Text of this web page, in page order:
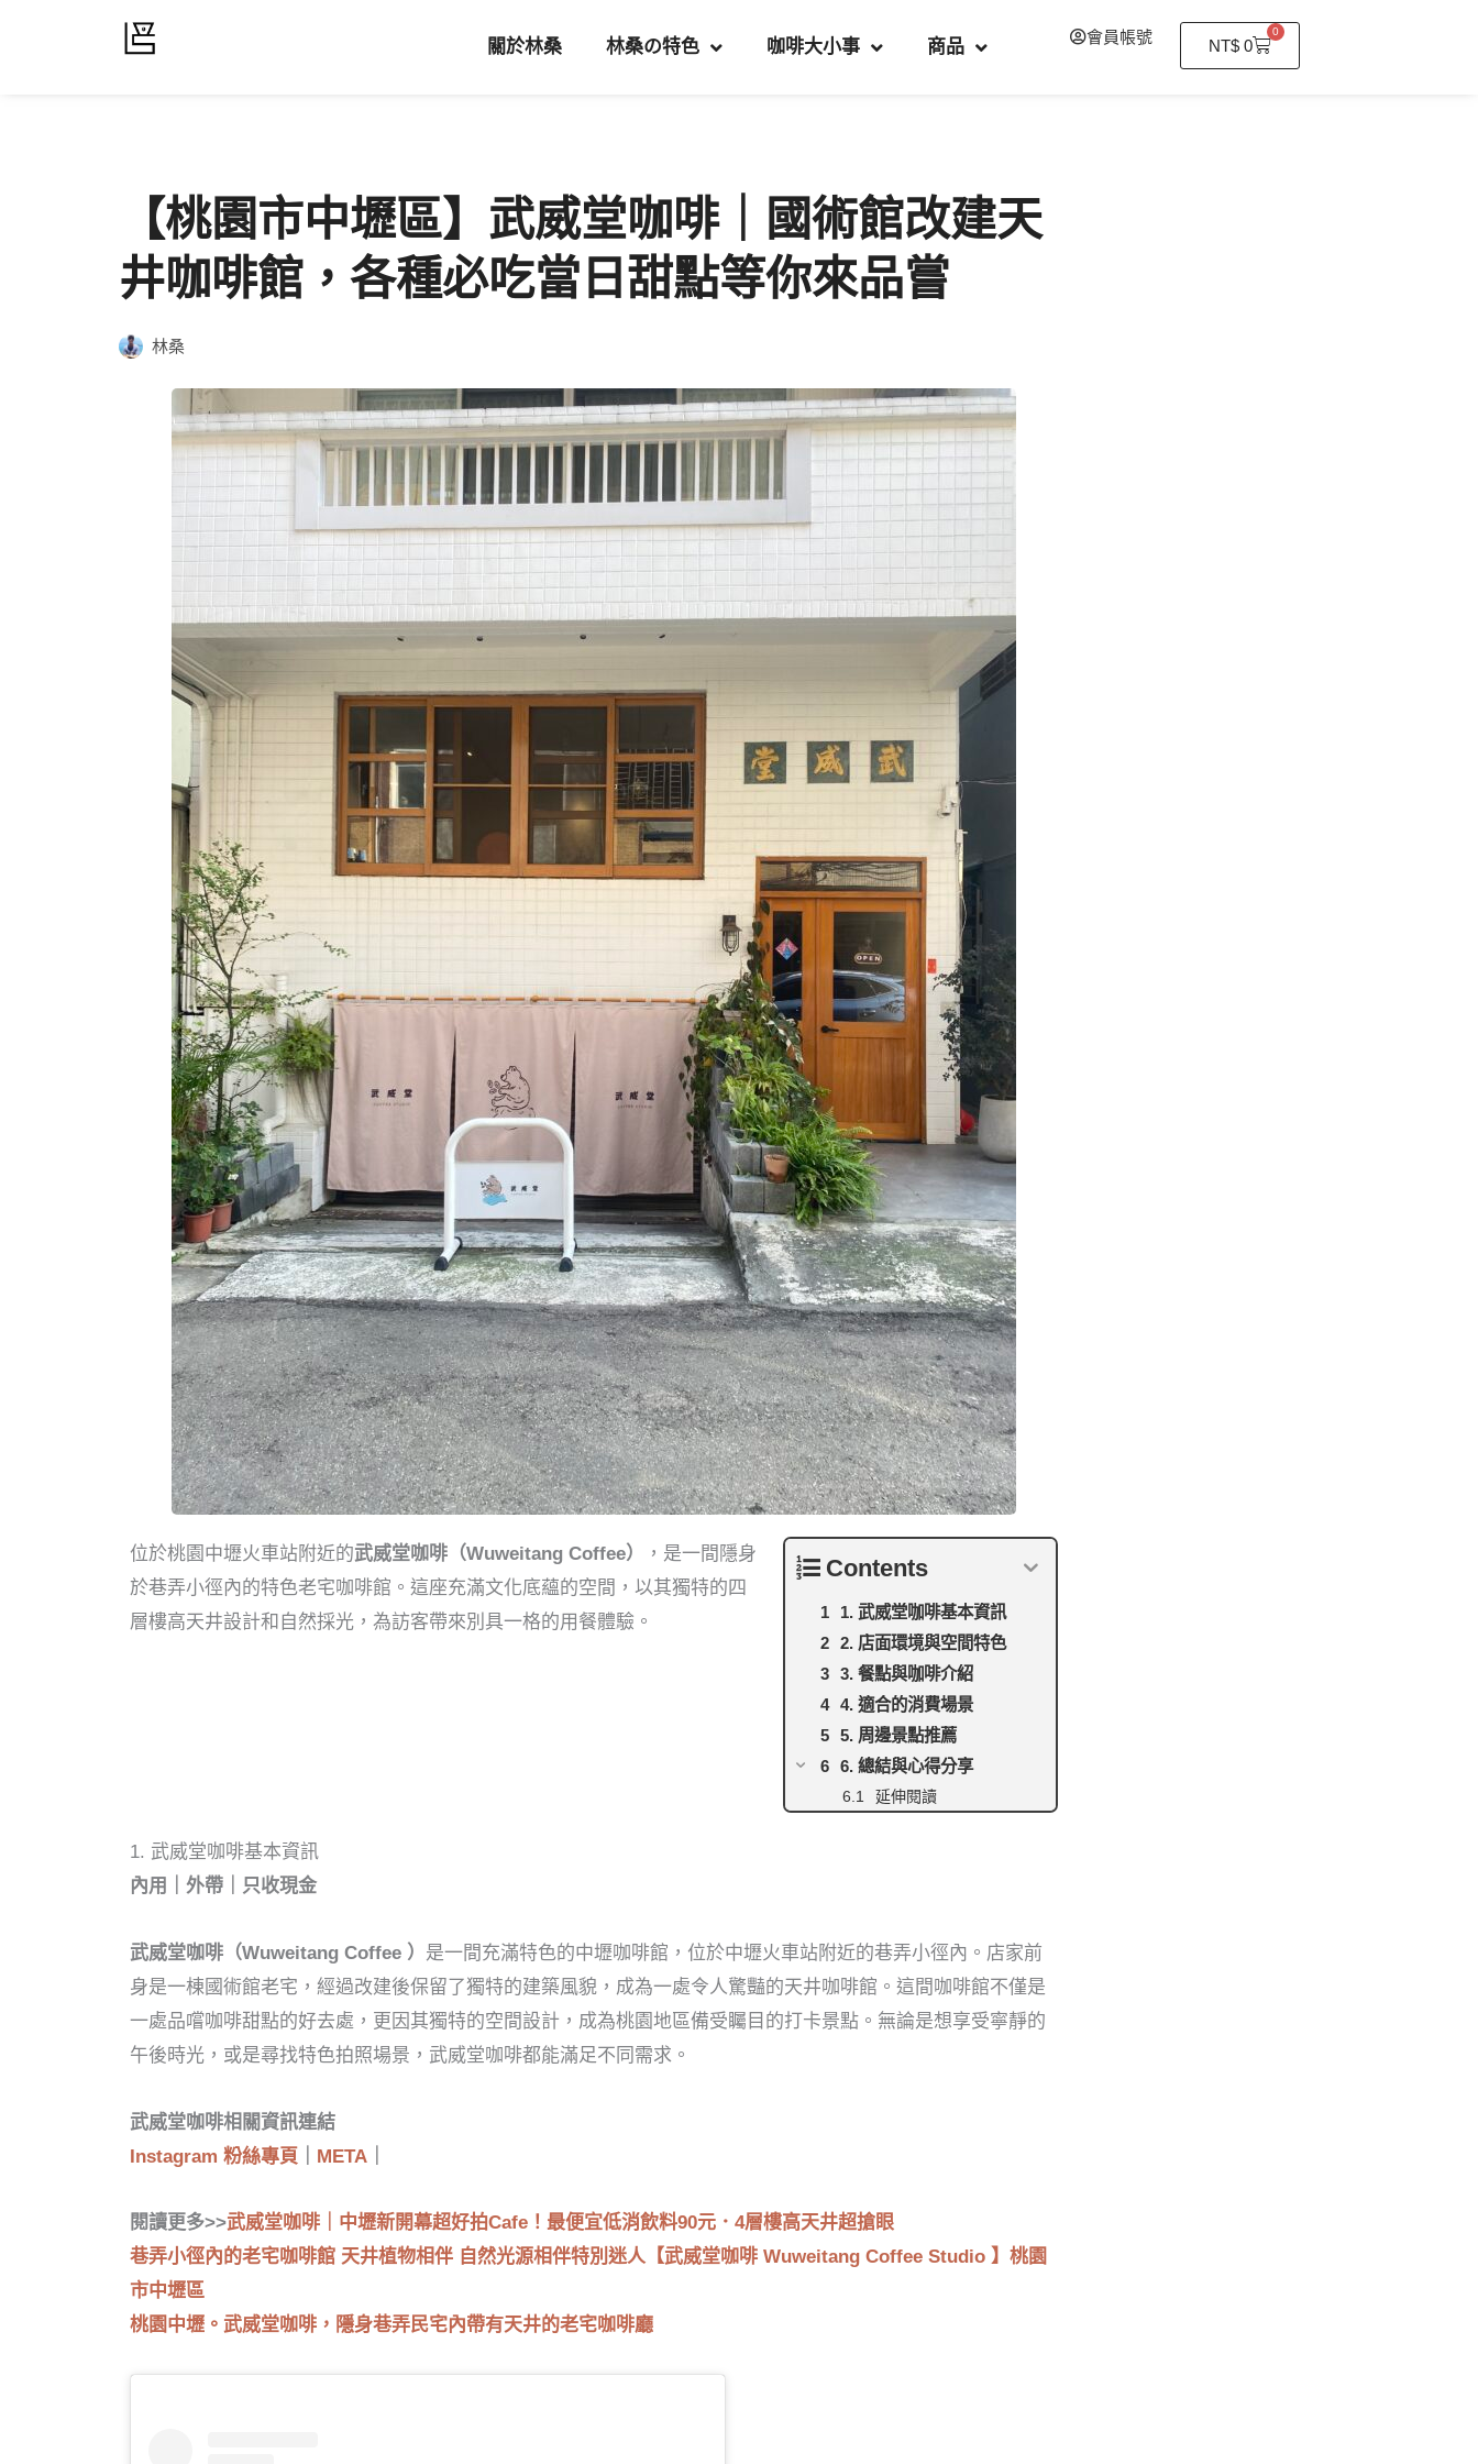
關於林桑 林桑の特色 咖啡大小事 商品 會員帳號 NT$ 0
0
購
物
【桃園市中壢區】武威堂咖啡｜國術館改建天
井咖啡館，各種必吃當日甜點等你來品嘗
林桑
Contents
1. 武威堂咖啡基本資訊
2. 店面環境與空間特色
3. 餐點與咖啡介紹
4. 適合的消費場景
5. 周邊景點推薦
6. 總結與心得分享
延伸閱讀
位於桃園中壢火車站附近的武威堂咖啡（Wuweitang Coffee）
，是一間隱身
於巷弄小徑內的特色老宅咖啡館。這座充滿文化底蘊的空間，以其獨特的四
層樓高天井設計和自然採光，為訪客帶來別具一格的用餐體驗。
1. 武威堂咖啡基本資訊
內用｜外帶｜只收現金
武威堂咖啡（Wuweitang Coffee ） 是一間充滿特色的中壢咖啡館，位於中壢火車站附近的巷弄小徑內。店家前
身是一棟國術館老宅，經過改建後保留了獨特的建築風貌，成為一處令人驚豔的天井咖啡館。這間咖啡館不僅是
一處品嚐咖啡甜點的好去處，更因其獨特的空間設計，成為桃園地區備受矚目的打卡景點。無論是想享受寧靜的
午後時光，或是尋找特色拍照場景，武威堂咖啡都能滿足不同需求。
武威堂咖啡相關資訊連結
Instagram 粉絲專頁
META
閱讀更多>>武威堂咖啡｜中壢新開幕超好拍Cafe！最便宜低消飲料90元．4層樓高天井超搶眼
巷弄小徑內的老宅咖啡館 天井植物相伴 自然光源相伴特別迷人【武威堂咖啡 Wuweitang Coffee Studio 】桃園
市中壢區
桃園中壢。武威堂咖啡，隱身巷弄民宅內帶有天井的老宅咖啡廳